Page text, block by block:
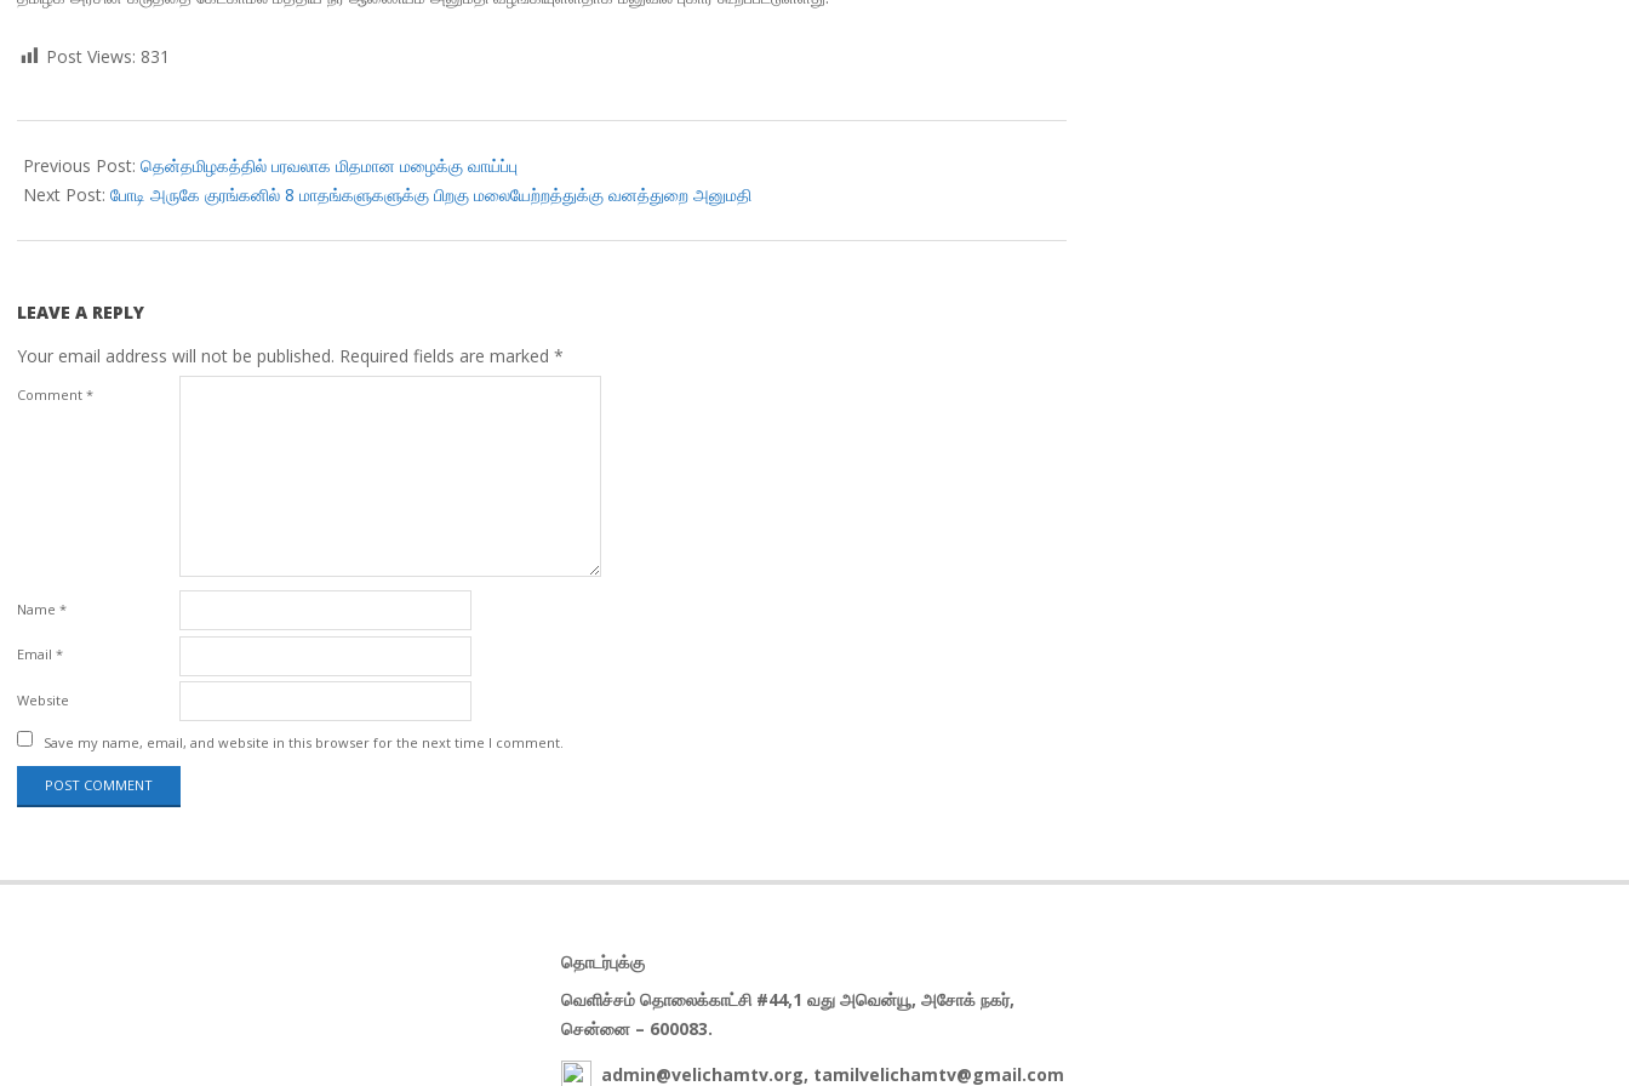
Post Views: 831
11-
30
Previous Post: தென்தமிழகத்தில் பரவலாக மிதமான மழைக்கு வாய்ப்பு
Next Post: போடி அருகே குரங்கனில் 8 மாதங்களுகளுக்கு பிறகு மலையேற்றத்துக்கு வனத்துறை அனுமதி
LEAVE A REPLY
Your email address will not be published. Required fields are marked *
Comment *
Name *
Email *
Website
Save my name, email, and website in this browser for the next time I comment.
தொடர்புக்கு
வெளிச்சம் தொலைக்காட்சி #44,1 வது அவென்யூ, அசோக் நகர்,
சென்னை – 600083.
admin@velichamtv.org, tamilvelichamtv@gmail.com